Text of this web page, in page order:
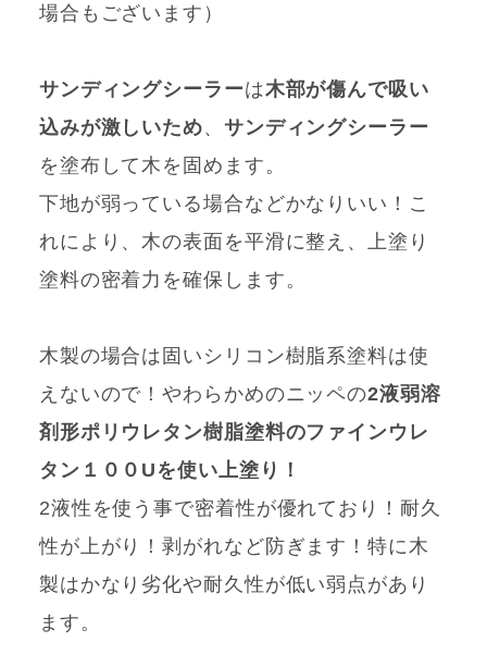
場合もございます）
サンディングシーラーは木部が傷んで吸い
込みが激しいため、 サンディングシーラー
を塗布して木を固めます。
下地が弱っている場合などかなりいい！こ
れにより、木の表面を平滑に整え、上塗り
塗料の密着力を確保します。
木製の場合は固いシリコン樹脂系塗料は使
えないので！やわらかめのニッペの2液弱溶
剤形ポリウレタン樹脂塗料のファインウレ
タン１００Uを使い上塗り！
2液性を使う事で密着性が優れており！耐久
性が上がり！剥がれなど防ぎます！特に木
製はかなり劣化や耐久性が低い弱点があり
ます。